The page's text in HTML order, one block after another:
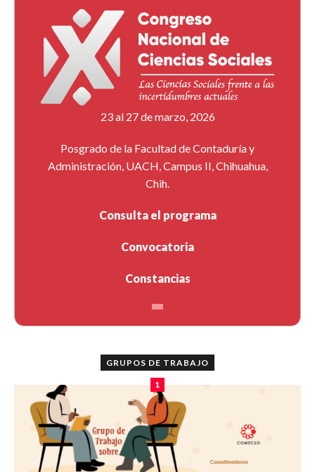
23 al 27 de marzo, 2026
Posgrado de la Facultad de Contaduría y
Administración, UACH, Campus II, Chihuahua,
Chih.
Consulta el programa
Convocatoria
Constancias
GRUPOS DE TRABAJO
1